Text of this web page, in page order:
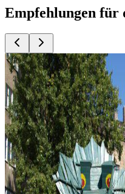
Empfehlungen für
Top10
Aktivitäten bei schönem Wetter
Top10
Ausflüge am Wochenende
Top10
Ausflüge in die Natur in
Top10
Ausflugsziele in Brandenburg
Top10
Berlin mit Hund
Top10
Garten Tipps und Urban
Top10